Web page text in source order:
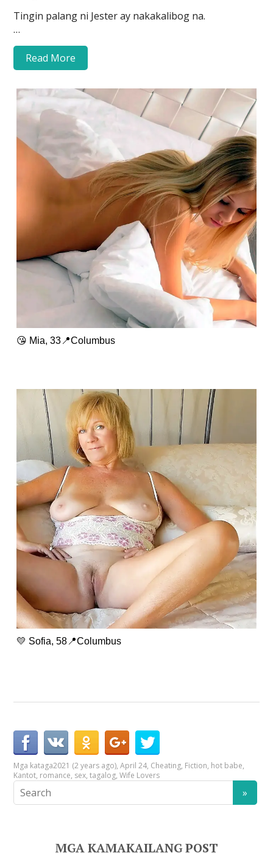
Tingin palang ni Jester ay nakakalibog na.
…
Read More
😘 Mia, 33📍Columbus
💛 Sofia, 58📍Columbus
Mga kataga2021 (2 years ago),April 24, Cheating, Fiction, hot babe,
Kantot, romance, sex,tagalog,Wife Lovers
MGA KAMAKAILANG POST